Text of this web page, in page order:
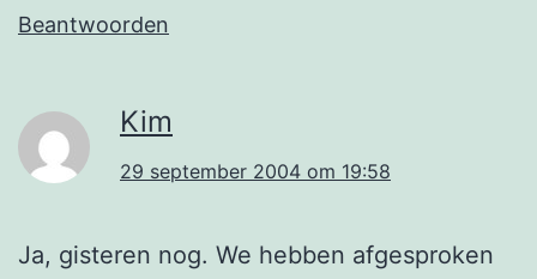
Beantwoorden
Kim
29 september 2004 om 19:58
Ja, gisteren nog. We hebben afgesproken